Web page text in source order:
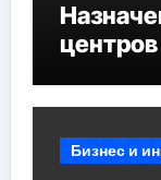
Бизнес и